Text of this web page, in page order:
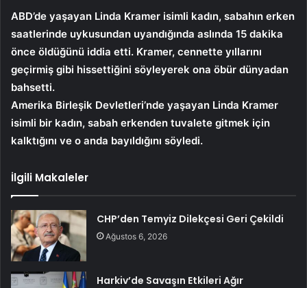
ABD’de yaşayan Linda Kramer isimli kadın, sabahın erken
saatlerinde uykusundan uyandığında aslında 15 dakika
önce öldüğünü iddia etti. Kramer, cennette yıllarını
geçirmiş gibi hissettiğini söyleyerek ona öbür dünyadan
bahsetti.
Amerika Birleşik Devletleri’nde yaşayan Linda Kramer
isimli bir kadın, sabah erkenden tuvalete gitmek için
kalktığını ve o anda bayıldığını söyledi.
İlgili Makaleler
CHP’den Temyiz Dilekçesi Geri Çekildi
Ağustos 6, 2026
Harkiv’de Savaşın Etkileri Ağır